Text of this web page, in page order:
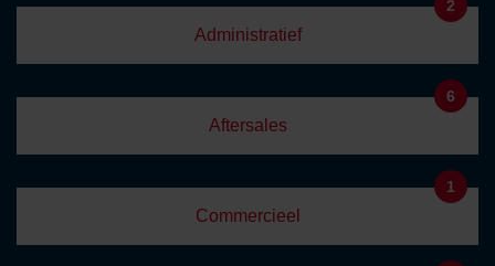
Administratief
2
Aftersales
6
Commercieel
1